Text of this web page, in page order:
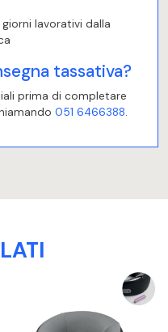
giorni lavorativi dalla
tassativa?
prima di completare
051 6466388.